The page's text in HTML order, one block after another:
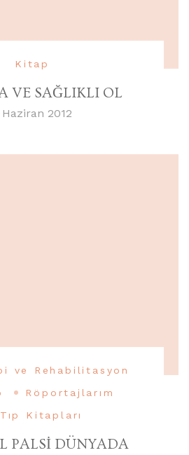
Kitap
VE SAĞLIKLI OL
2012
ve Rehabilitasyon
Röportajlarım
Tıp Kitapları
PALSİ DÜNYADA